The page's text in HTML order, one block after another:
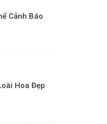
Cảnh Báo
Hoa Đẹp